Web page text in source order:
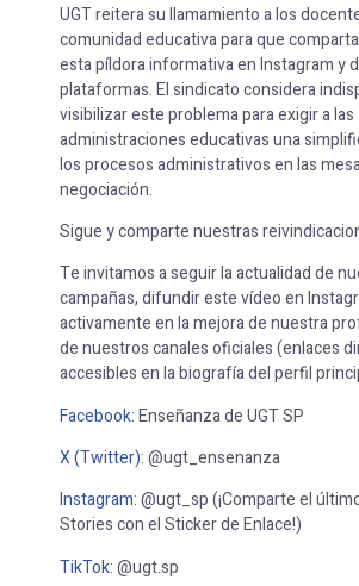
UGT reitera su llamamiento a los
comunidad educativa para que
esta píldora informativa en Instagram y
plataformas. El sindicato considera
visibilizar este problema para exigir a las
administraciones educativas una
los procesos administrativos en las
negociación.
Sigue y comparte nuestras
Te invitamos a seguir la actualidad de
campañas, difundir este vídeo en
activamente en la mejora de nuestra
de nuestros canales oficiales (enlaces
accesibles en la biografía del perfil
Facebook:Enseñanza de UGT SP
X (Twitter):@ugt_ensenanza
Instagram:@ugt_sp (¡Comparte el
Stories con el Sticker de Enlace!)
TikTok:@ugt.sp